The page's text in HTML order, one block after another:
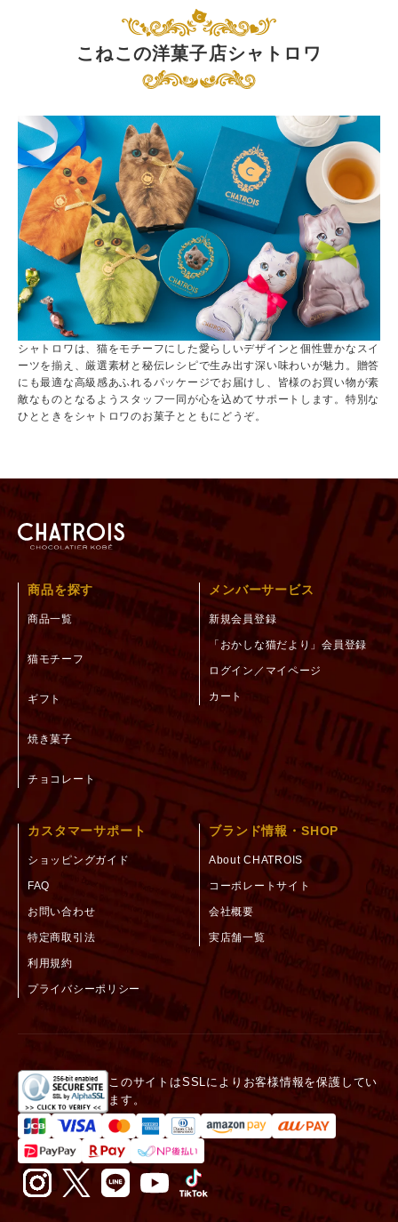
こねこの洋菓子店シャトロワ
シャトロワは、猫をモチーフにした愛らしいデザインと個性豊かなスイ
ーツを揃え、厳選素材と秘伝レシピで生み出す深い味わいが魅力。贈答
にも最適な高級感あふれるパッケージでお届けし、皆様のお買い物が素
敵なものとなるようスタッフ一同が心を込めてサポートします。特別な
ひとときをシャトロワのお菓子とともにどうぞ。
商品を探す
商品一覧
猫モチーフ
ギフト
焼き菓子
チョコレート
メンバーサービス
新規会員登録
「おかしな猫だより」会員登録
ログイン／マイページ
カート
カスタマーサポート
ショッピングガイド
FAQ
お問い合わせ
特定商取引法
利用規約
プライバシーポリシー
ブランド情報・SHOP
About CHATROIS
コーポレートサイト
会社概要
実店舗一覧
このサイトはSSLによりお客様情報を保護してい
ます。